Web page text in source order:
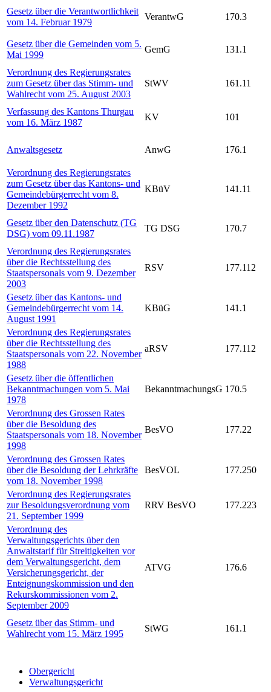
Gesetz über die Verantwortlichkeit
vom 14. Februar 1979
VerantwG 170.3
Gesetz über die Gemeinden vom 5.
Mai 1999
GemG 131.1
Verordnung des Regierungsrates
zum Gesetz über das Stimm- und
Wahlrecht vom 25. August 2003
StWV 161.11
Verfassung des Kantons Thurgau
vom 16. März 1987
KV 101
Anwaltsgesetz AnwG 176.1
Verordnung des Regierungsrates
zum Gesetz über das Kantons- und
Gemeindebürgerrecht vom 8.
Dezember 1992
KBüV 141.11
Gesetz über den Datenschutz (TG
DSG) vom 09.11.1987
TG DSG 170.7
Verordnung des Regierungsrates
über die Rechtsstellung des
Staatspersonals vom 9. Dezember
2003
RSV 177.112
Gesetz über das Kantons- und
Gemeindebürgerrecht vom 14.
August 1991
KBüG 141.1
Verordnung des Regierungsrates
über die Rechtsstellung des
Staatspersonals vom 22. November
1988
aRSV 177.112
Gesetz über die öffentlichen
Bekanntmachungen vom 5. Mai
1978
BekanntmachungsG 170.5
Verordnung des Grossen Rates
über die Besoldung des
Staatspersonals vom 18. November
1998
BesVO 177.22
Verordnung des Grossen Rates
über die Besoldung der Lehrkräfte
vom 18. November 1998
BesVOL 177.250
Verordnung des Regierungsrates
zur Besoldungsverordnung vom
21. September 1999
RRV BesVO 177.223
Verordnung des
Verwaltungsgerichts über den
Anwaltstarif für Streitigkeiten vor
dem Verwaltungsgericht, dem
Versicherungsgericht, der
Enteignungskommission und den
Rekurskommissionen vom 2.
September 2009
ATVG 176.6
Gesetz über das Stimm- und
Wahlrecht vom 15. März 1995
StWG 161.1
Obergericht
Verwaltungsgericht